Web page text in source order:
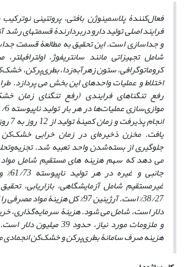
فعال‌کنندۀ پلاسمینوژن بافتی، پروتئینی
فرایند اصلی تولید دارو دربردارندۀ قسمت­های رشد
و جداسازی است. این تحقیق به مطالعۀ قسمت
شامل تجهیزاتی مانند سانتریفوژ،
کروماتوگرافی، ستون زهرآبه‌زدا، بطری‌پرکن،
اختلاط و عملیات واحدهای این بخش می­ پردازد.
رفع تنگناهای فرایندی (رفع تنگنای زمان
موازی
یافت. مخزن ذخیره‌ای در زمان خرابی خشککن
جلوگیری از بستهشدن واحد تعبیه شد. تجزیه
می­ دهد که سهم هزینه­ های مستقیم شامل
جانبی و غیره در هر تولید ناپیوسته 61/73% و سهم هزینه
غیرمستقیم شامل آزمایشگاهی، بازاریابی،
دلار است، شامل می­ شود. هزینۀ سرمایهگذاری،
و ملزومات مورد نیاز، حدود
هزینه صرف سامانۀ بطری‌پرکن و خشک‌کن